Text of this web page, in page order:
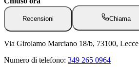
Recensioni Chiama
Via Girolamo Marciano 18/b, 73100, Lecce
Numero di telefono: 349 265 0964